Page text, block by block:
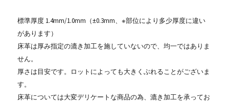
標準厚度 1.4mm/1.0mm（±0.3mm、※部位により多少厚度に違い
があります）
床革は厚み指定の漉き加工を施していないので、均一ではありま
せん。
厚さは目安です。ロットによっても大きくぶれることがございま
す。
床革については大変デリケートな商品の為、漉き加工を承ってお